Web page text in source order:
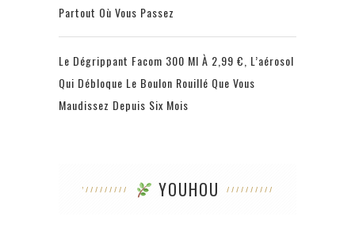
Partout Où Vous Passez
Le Dégrippant Facom 300 Ml À 2,99 €, L’aérosol
Qui Débloque Le Boulon Rouillé Que Vous
Maudissez Depuis Six Mois
YOUHOU